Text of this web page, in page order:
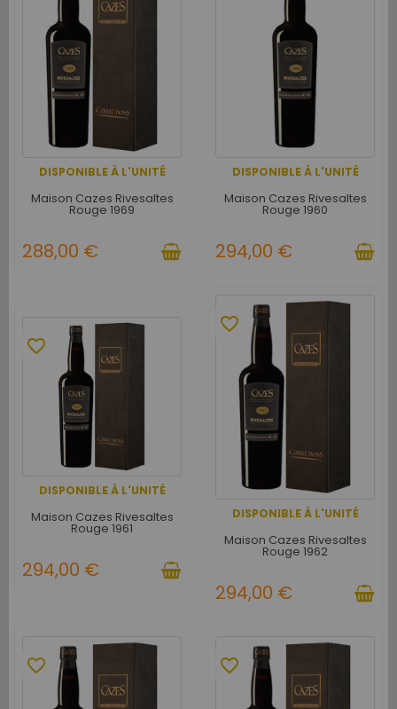
DISPONIBLE À L'UNITÉ
Maison Cazes Rivesaltes
Rouge 1969
288,00 €
DISPONIBLE À L'UNITÉ
Maison Cazes Rivesaltes
Rouge 1960
294,00 €
DISPONIBLE À L'UNITÉ
favorite_border
Maison Cazes Rivesaltes
Rouge 1961
294,00 €
DISPONIBLE À L'UNITÉ
favorite_border
Maison Cazes Rivesaltes
Rouge 1962
294,00 €
favorite_border favorite_border